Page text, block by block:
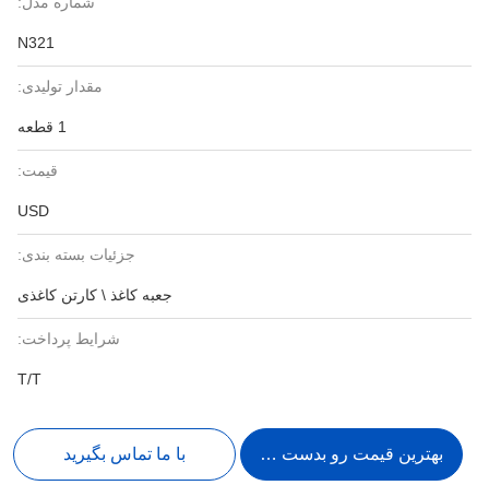
N321
مقدار تولیدی:
1 قطعه
قیمت:
USD
جزئیات بسته بندی:
جعبه کاغذ \ کارتن کاغذی
شرایط پرداخت:
T/T
بهترین قیمت رو بدست بیار با ما تماس بگیرید